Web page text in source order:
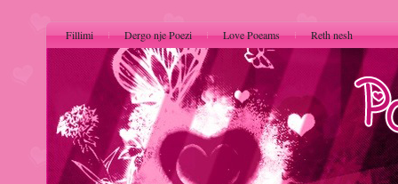
Fillimi Dergo nje Poezi Love Poeams Reth nesh